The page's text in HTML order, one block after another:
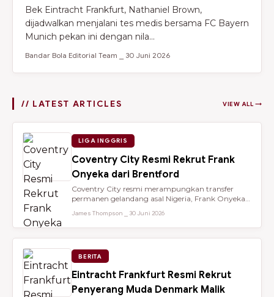
Bek Eintracht Frankfurt, Nathaniel Brown,
dijadwalkan menjalani tes medis bersama FC Bayern
Munich pekan ini dengan nila...
Bandar Bola Editorial Team ⎯ 30 Juni 2026
// LATEST ARTICLES VIEW ALL →
LIGA INGGRIS
Coventry City Resmi Rekrut Frank
Onyeka dari Brentford
Coventry City resmi merampungkan transfer
permanen gelandang asal Nigeria, Frank Onyeka,
James Thompson ⎯ 30 Juni 2026
BERITA
Eintracht Frankfurt Resmi Rekrut
Penyerang Muda Denmark Malik